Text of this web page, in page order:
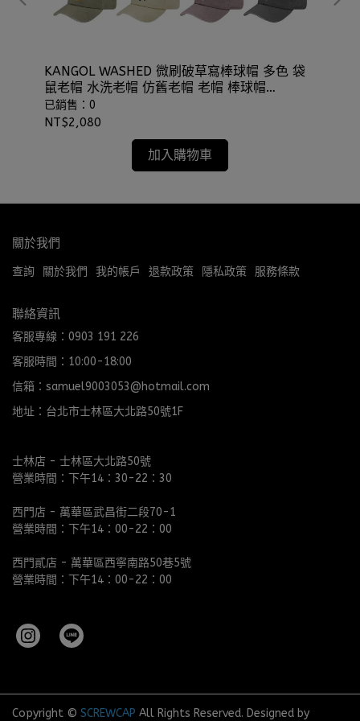
KANGOL WASHED 微刷破草寫棒球帽 多色 袋
鼠老帽 水洗老帽 仿舊老帽 老帽 棒球帽
⫷ScrewCap⫸
已銷售：0
NT$2,080
加入購物車
關於我們
查詢 關於我們 我的帳戶 退款政策 隱私政策 服務條款
聯絡資訊
客服專線：0903 191 226
客服時間：10:00-18:00
信箱：samuel9003053@hotmail.com
地址：台北市士林區大北路50號1F
士林店 - 士林區大北路50號
營業時間：下午14：30-22：30
西門店 - 萬華區武昌街二段70-1
營業時間：下午14：00-22：00
西門貳店 - 萬華區西寧南路50巷5號
營業時間：下午14：00-22：00
Copyright © SCREWCAP All Rights Reserved. Designed by